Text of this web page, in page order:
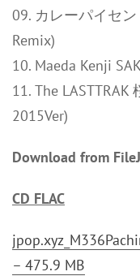
09. カレーパイセ
Remix)
10. Maeda Kenji
11. The LASTTRAK
2015Ver)
Download from
CD FLAC
– 475.9 MB